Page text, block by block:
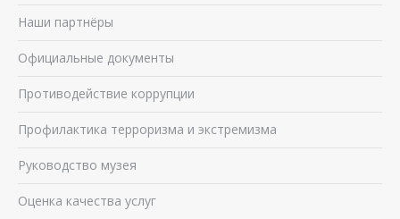
Наши партнёры
Официальные документы
Противодействие коррупции
Профилактика терроризма и экстремизма
Руководство музея
Оценка качества услуг